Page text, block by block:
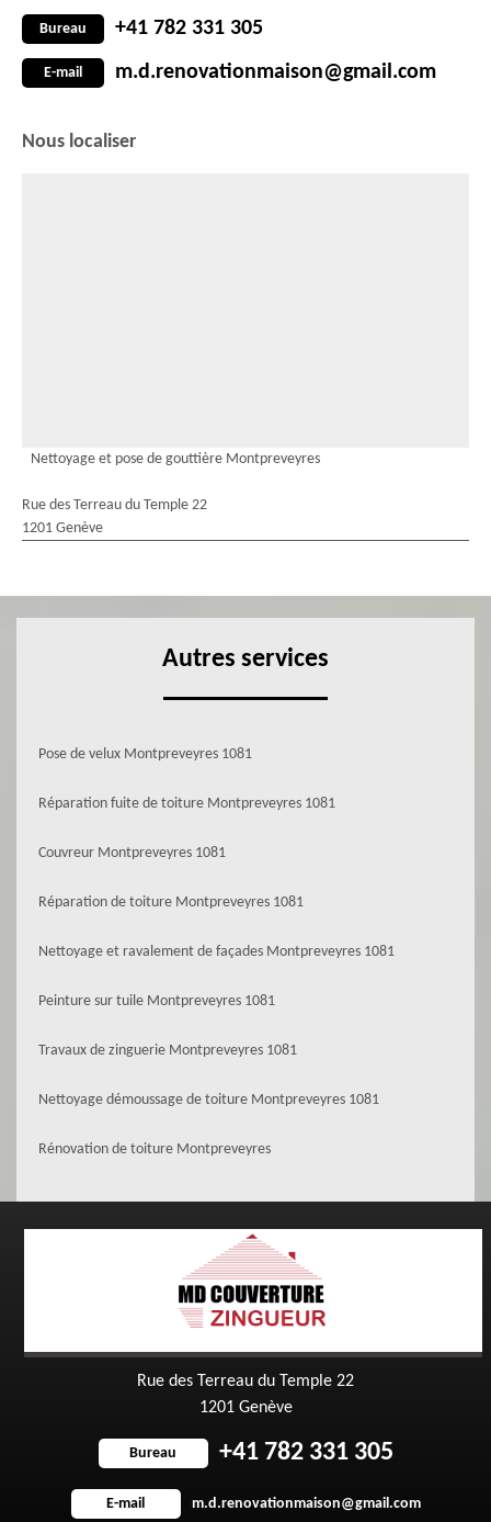
Bureau +41 782 331 305
E-mail m.d.renovationmaison@gmail.com
Nous localiser
Nettoyage et pose de gouttière Montpreveyres
Rue des Terreau du Temple 22
1201 Genève
Autres services
Pose de velux Montpreveyres 1081
Réparation fuite de toiture Montpreveyres 1081
Couvreur Montpreveyres 1081
Réparation de toiture Montpreveyres 1081
Nettoyage et ravalement de façades Montpreveyres 1081
Peinture sur tuile Montpreveyres 1081
Travaux de zinguerie Montpreveyres 1081
Nettoyage démoussage de toiture Montpreveyres 1081
Rénovation de toiture Montpreveyres
Rue des Terreau du Temple 22
1201 Genève
Bureau +41 782 331 305
E-mail m.d.renovationmaison@gmail.com